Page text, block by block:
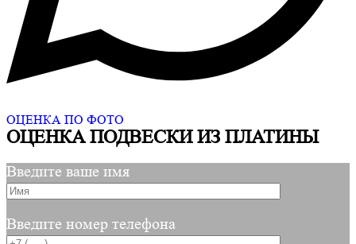
ОЦЕНКА ПО ФОТО
ОЦЕНКА ПОДВЕСКИ ИЗ ПЛАТИНЫ
Введите ваше имя
Введите номер телефона